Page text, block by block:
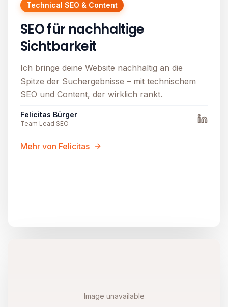
Technical SEO & Content
SEO für nachhaltige
Sichtbarkeit
Ich bringe deine Website nachhaltig an die
Spitze der Suchergebnisse – mit technischem
SEO und Content, der wirklich rankt.
Felicitas Bürger
Team Lead SEO
Mehr von Felicitas
Image unavailable